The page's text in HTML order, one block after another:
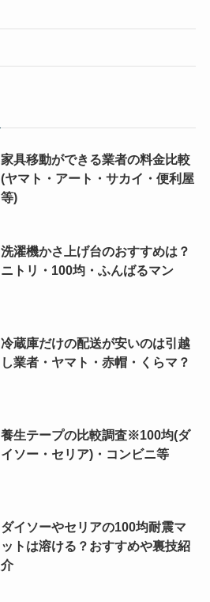
家具移動ができる業者の料金比較
(ヤマト・アート・サカイ・便利屋
等)
洗濯機かさ上げ台のおすすめは？
ニトリ・100均・ふんばるマン
冷蔵庫だけの配送が安いのは引越
し業者・ヤマト・赤帽・くらマ？
養生テープの比較調査※100均(ダ
イソー・セリア)・コンビニ等
ダイソーやセリアの100均耐震マ
ットは溶ける？おすすめや裏技紹
介